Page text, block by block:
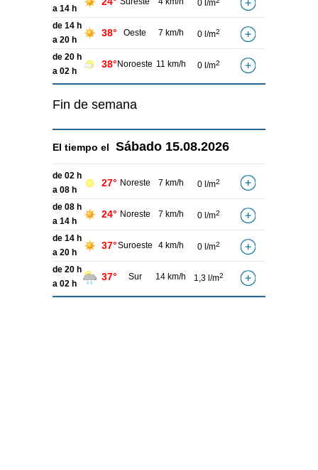
a 14 h
0 l/m
de 14 h
a 20 h
38° Oeste 7 km/h 0 l/m2
de 20 h
a 02 h
38° Noroeste 11 km/h 0 l/m2
Fin de semana
El tiempo el Sábado 15.08.2026
de 02 h
a 08 h
27° Noreste 7 km/h 0 l/m2
de 08 h
a 14 h
24° Noreste 7 km/h 0 l/m2
de 14 h
a 20 h
37°Suroeste 4 km/h 0 l/m2
de 20 h
a 02 h
37° Sur 14 km/h 1,3 l/m2